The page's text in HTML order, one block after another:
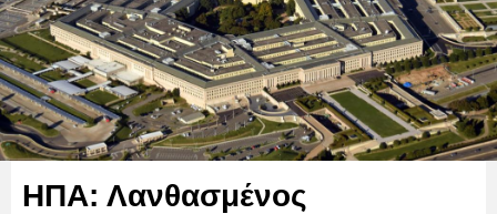
ΗΠΑ: Λανθασμένος